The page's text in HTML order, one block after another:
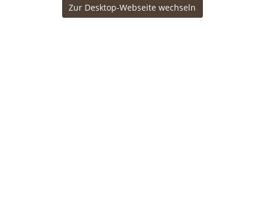
Zur Desktop-Webseite wechseln